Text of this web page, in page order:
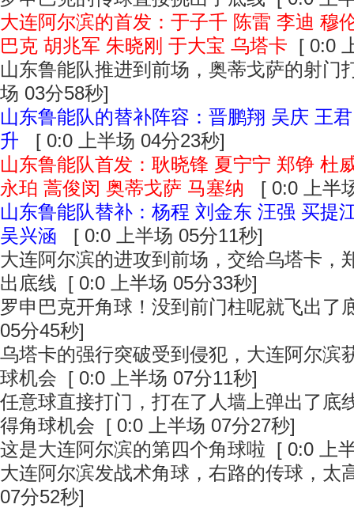
大连阿尔滨的首发：于子千 陈雷 李迪 穆
巴克 胡兆军 朱晓刚 于大宝 乌塔卡 [ 0:0
山东鲁能队推进到前场，奥蒂戈萨的射门
场 03分58秒]
山东鲁能队的替补阵容：晋鹏翔 吴庆 王
升
[ 0:0 上半场 04分23秒]
山东鲁能队首发：耿晓锋 夏宁宁 郑铮 杜
永珀 蒿俊闵 奥蒂戈萨 马塞纳
[ 0:0 上半
山东鲁能队替补：杨程 刘金东 汪强 买提
吴兴涵
[ 0:0 上半场 05分11秒]
大连阿尔滨的进攻到前场，交给乌塔卡，
出底线 [ 0:0 上半场 05分33秒]
罗申巴克开角球！没到前门柱呢就飞出了
05分45秒]
乌塔卡的强行突破受到侵犯，大连阿尔滨
球机会 [ 0:0 上半场 07分11秒]
任意球直接打门，打在了人墙上弹出了底
得角球机会 [ 0:0 上半场 07分27秒]
这是大连阿尔滨的第四个角球啦 [ 0:0 上
大连阿尔滨发战术角球，右路的传球，太
07分52秒]